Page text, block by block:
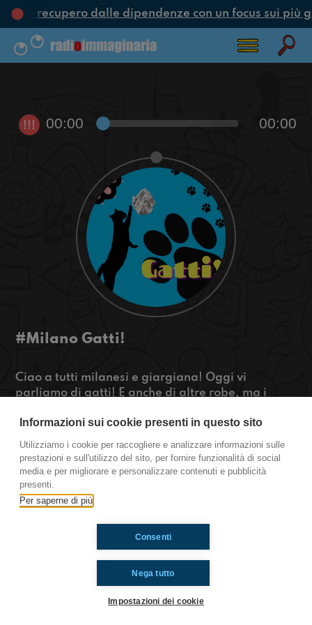
e recupero dalle dipendenze con un focus sui più
!!! 00:00 00:00
#Milano Gatti!
Ciao a tutti milanesi e giargiana! Oggi vi
parliamo di gatti! E anche di altre robe, ma i
Restate connessi!
https://www.radioimmaginaria.it
Milano
Ti è piaciuto? Condividilo!
Informazioni sui cookie presenti in questo sito
Utilizziamo i cookie per raccogliere e analizzare informazioni sulle
prestazioni e sull'utilizzo del sito, per fornire funzionalità di social
media e per migliorare e personalizzare contenuti e pubblicità
presenti.
Per saperne di più
Nega tutto
Consenti
Impostazioni dei cookie